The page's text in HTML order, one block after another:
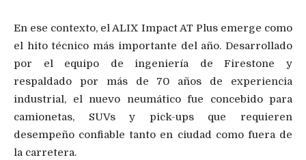
En ese contexto, el ALIX Impact AT Plus emerge como
el hito técnico más importante del año. Desarrollado
por el equipo de ingeniería de Firestone y
respaldado por más de 70 años de experiencia
industrial, el nuevo neumático fue concebido para
camionetas, SUVs y pick-ups que requieren
desempeño confiable tanto en ciudad como fuera de
la carretera.